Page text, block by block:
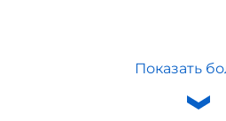
Показать